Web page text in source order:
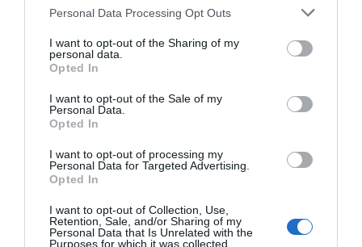
Personal Data Processing Opt Outs
I want to opt-out of the Sharing of my
personal data.
Opted In
I want to opt-out of the Sale of my
Personal Data.
Opted In
I want to opt-out of processing my
Personal Data for Targeted Advertising.
Opted In
I want to opt-out of Collection, Use,
Retention, Sale, and/or Sharing of my
Personal Data that Is Unrelated with the
Purposes for which it was collected.
RECEPT